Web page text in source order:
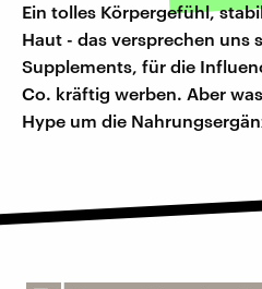
Ein tolles Körpergefühl,
Haut - das versprechen uns
Supplements, für die
Co. kräftig werben. Aber
Hype um die